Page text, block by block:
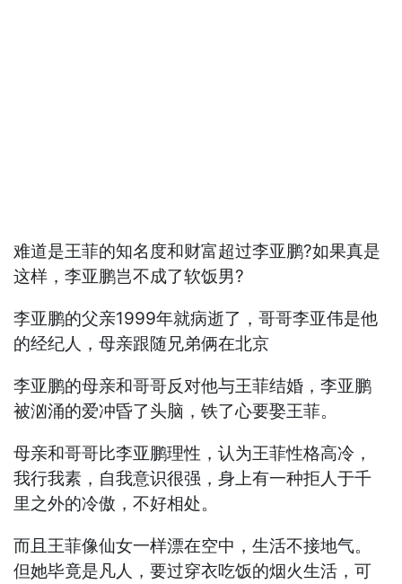
难道是王菲的知名度和财富超过李亚鹏?如果真是
这样，李亚鹏岂不成了软饭男?
李亚鹏的父亲1999年就病逝了，哥哥李亚伟是他
的经纪人，母亲跟随兄弟俩在北京
李亚鹏的母亲和哥哥反对他与王菲结婚，李亚鹏
被汹涌的爱冲昏了头脑，铁了心要娶王菲。
母亲和哥哥比李亚鹏理性，认为王菲性格高冷，
我行我素，自我意识很强，身上有一种拒人于千
里之外的冷傲，不好相处。
而且王菲像仙女一样漂在空中，生活不接地气。
但她毕竟是凡人，要过穿衣吃饭的烟火生活，可